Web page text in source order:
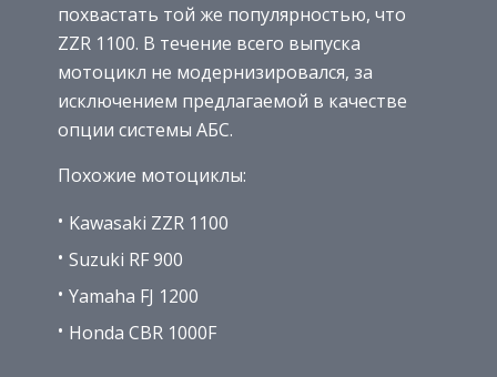
похвастать той же популярностью, что
ZZR 1100. В течение всего выпуска
мотоцикл не модернизировался, за
исключением предлагаемой в качестве
опции системы АБС.
Похожие мотоциклы:
Kawasaki ZZR 1100
Suzuki RF 900
Yamaha FJ 1200
Honda CBR 1000F